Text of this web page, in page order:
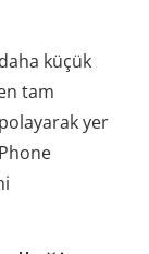
küçük
tam
yer